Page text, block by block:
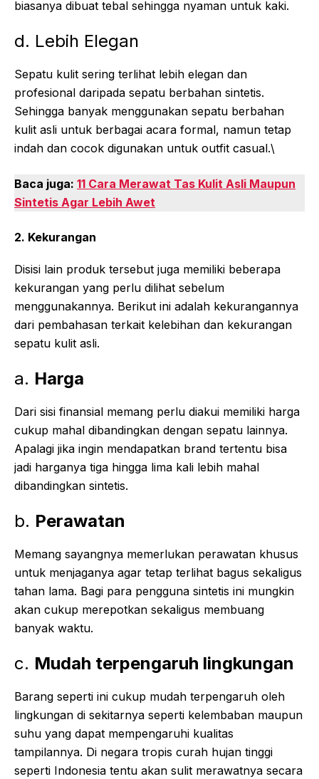
biasanya dibuat tebal sehingga nyaman untuk kaki.
d. Lebih Elegan
Sepatu kulit sering terlihat lebih elegan dan
profesional daripada sepatu berbahan sintetis.
Sehingga banyak menggunakan sepatu berbahan
kulit asli untuk berbagai acara formal, namun tetap
indah dan cocok digunakan untuk outfit casual.\
Baca juga: 11 Cara Merawat Tas Kulit Asli Maupun
Sintetis Agar Lebih Awet
2. Kekurangan
Disisi lain produk tersebut juga memiliki beberapa
kekurangan yang perlu dilihat sebelum
menggunakannya. Berikut ini adalah kekurangannya
dari pembahasan terkait kelebihan dan kekurangan
sepatu kulit asli.
a. Harga
Dari sisi finansial memang perlu diakui memiliki harga
cukup mahal dibandingkan dengan sepatu lainnya.
Apalagi jika ingin mendapatkan brand tertentu bisa
jadi harganya tiga hingga lima kali lebih mahal
dibandingkan sintetis.
b. Perawatan
Memang sayangnya memerlukan perawatan khusus
untuk menjaganya agar tetap terlihat bagus sekaligus
tahan lama. Bagi para pengguna sintetis ini mungkin
akan cukup merepotkan sekaligus membuang
banyak waktu.
c. Mudah terpengaruh lingkungan
Barang seperti ini cukup mudah terpengaruh oleh
lingkungan di sekitarnya seperti kelembaban maupun
suhu yang dapat mempengaruhi kualitas
tampilannya. Di negara tropis curah hujan tinggi
seperti Indonesia tentu akan sulit merawatnya secara